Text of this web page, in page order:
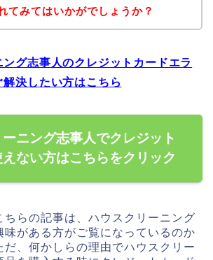
てみてはいかがでしょうか？
グ志事人のクレジットカードエラ
決したい方はこちら
ニング志事人でクレジット
ない方はこちらをクリック
ちらの記事は、ハウスクリーニング
味がある方がご覧になっているのか
だ、何かしらの理由でハウスクリー